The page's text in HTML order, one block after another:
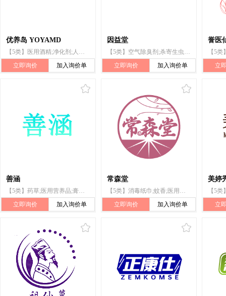
优养岛 YOYAMD
【5类】医用酒精;净化剂;人用药;医用眼罩;婴儿奶粉;医用诊断试剂;卫生消毒剂;医用营养品;婴儿尿布;消毒纸巾
立即询价
加入询价单
因益堂
【5类】空气除臭剂;杀寄生虫剂;宠物尿布
立即询价
加入询价单
誉医
立
善涵
【5类】药草;医用营养品;膏剂;人参;枸杞;阿胶;艾卷;人用药;婴儿尿布;空气除臭剂
立即询价
加入询价单
常森堂
【5类】消毒纸巾;蚊香;医用眼罩;隐形眼镜清洁剂;医用营养品;人用药;卫生消毒剂;净化剂;维生素制剂;医用酒精
立即询价
加入询价单
美婷
立